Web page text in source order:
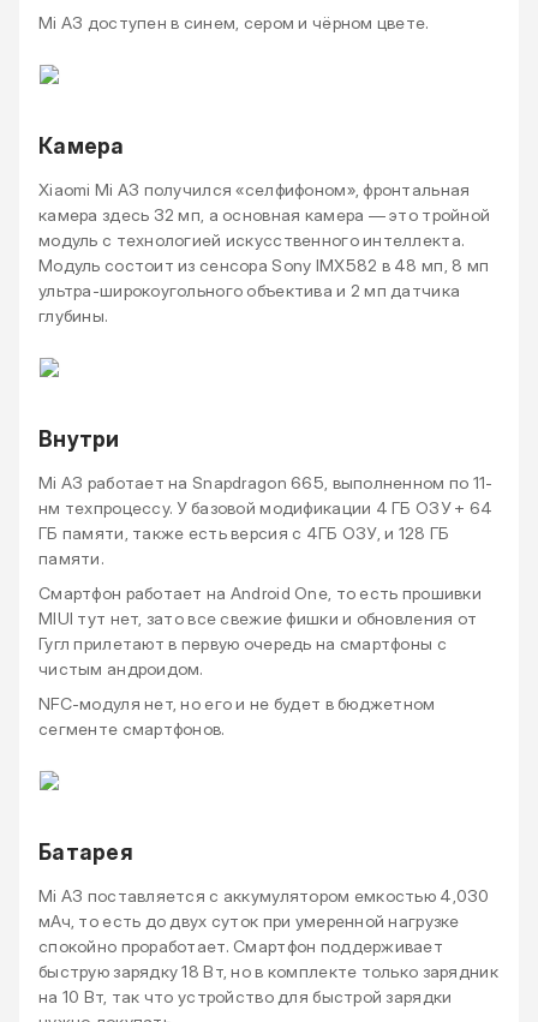
Mi A3 доступен в синем, сером и чёрном цвете.
Камера
Xiaomi Mi A3 получился «селфифоном», фронтальная
камера здесь 32 мп, а основная камера — это тройной
модуль с технологией искусственного интеллекта.
Модуль состоит из сенсора Sony IMX582 в 48 мп, 8 мп
ультра-широкоугольного объектива и 2 мп датчика
глубины.
Внутри
Mi A3 работает на Snapdragon 665, выполненном по 11-
нм техпроцессу. У базовой модификации 4 ГБ ОЗУ + 64
ГБ памяти, также есть версия с 4ГБ ОЗУ, и 128 ГБ
памяти.
Смартфон работает на Android One, то есть прошивки
MIUI тут нет, зато все свежие фишки и обновления от
Гугл прилетают в первую очередь на смартфоны с
чистым андроидом.
NFC-модуля нет, но его и не будет в бюджетном
сегменте смартфонов.
Батарея
Mi A3 поставляется с аккумулятором емкостью 4,030
мАч, то есть до двух суток при умеренной нагрузке
спокойно проработает. Смартфон поддерживает
быструю зарядку 18 Вт, но в комплекте только зарядник
на 10 Вт, так что устройство для быстрой зарядки